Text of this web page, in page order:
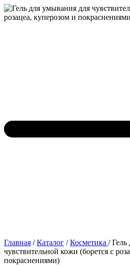
Главная /Каталог /Косметика /Гель
чувствительной кожи (борется с
покраснениями)